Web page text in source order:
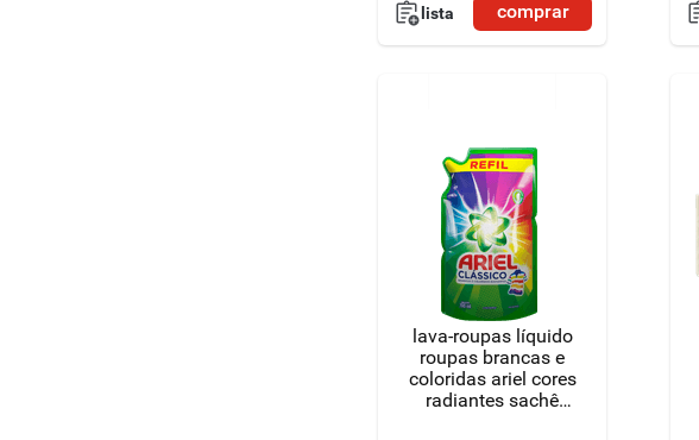
lista comprar
lava-roupas líquido
roupas brancas e
coloridas ariel cores
radiantes sachê